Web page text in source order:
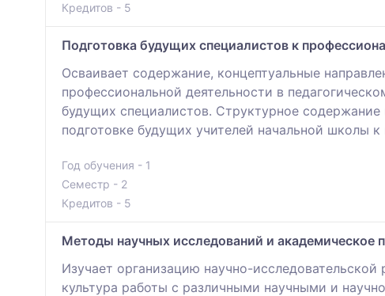
Кредитов - 5
Подготовка будущих специалистов к
Осваивает содержание, концептуальные
профессиональной деятельности в
будущих специалистов. Структурное
подготовке будущих учителей начальной школы
Год обучения - 1
Семестр - 2
Кредитов - 5
Методы научных исследований и академическое
Изучает организацию научно-
культура работы с различными научными и